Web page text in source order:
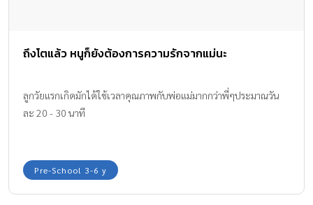
ถึงโตแล้ว หนูก็ยังต้องการความรักจากแม่นะ
ลูกวัยแรกเกิดมักได้ใช้เวลาคุณภาพกับพ่อแม่มากกว่าพี่ๆประมาณวัน
ละ 20 - 30 นาที
Pre-School 3-6 y